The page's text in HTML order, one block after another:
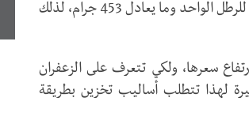
يتراوح سعر السوق للزعفران الحقيقي بين 2000 دولار إلى 10000 دولار للرطل الواحد وما يعادل 453 جرام، لذلك
سعرها، ولكي تتعرف على الزعفران
لهذا تتطلب أساليب تخزين بطريقة